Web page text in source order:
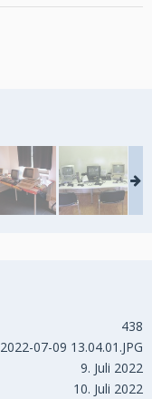
438
2022-07-09 13.04.01.JPG
9. Juli 2022
10. Juli 2022